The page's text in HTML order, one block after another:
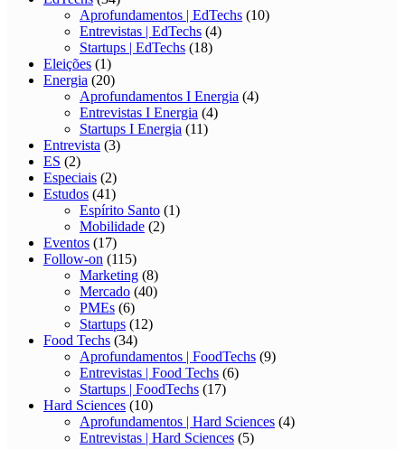
Aprofundamentos | EdTechs (10)
Entrevistas | EdTechs (4)
Startups | EdTechs (18)
Eleições (1)
Energia (20)
Aprofundamentos I Energia (4)
Entrevistas I Energia (4)
Startups I Energia (11)
Entrevista (3)
ES (2)
Especiais (2)
Estudos (41)
Espírito Santo (1)
Mobilidade (2)
Eventos (17)
Follow-on (115)
Marketing (8)
Mercado (40)
PMEs (6)
Startups (12)
Food Techs (34)
Aprofundamentos | FoodTechs (9)
Entrevistas | Food Techs (6)
Startups | FoodTechs (17)
Hard Sciences (10)
Aprofundamentos | Hard Sciences (4)
Entrevistas | Hard Sciences (5)